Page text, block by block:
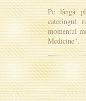
Pe lângă
cateringul
momentul
Medicine".